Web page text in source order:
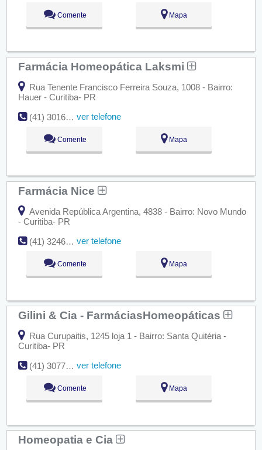
Comente Mapa
Farmácia Homeopática Laksmi
Rua Tenente Francisco Ferreira Souza, 1008 - Bairro:
Hauer - Curitiba- PR
(41) 3016-5259
ver telefone
Comente Mapa
Farmácia Nice
Avenida República Argentina, 4838 - Bairro: Novo Mundo
- Curitiba- PR
(41) 3246-4044
ver telefone
Comente Mapa
Gilini & Cia - FarmáciasHomeopáticas
Rua Curupaitis, 1245 loja 1 - Bairro: Santa Quitéria -
Curitiba- PR
(41) 3077-2022
ver telefone
Comente Mapa
Homeopatia e Cia